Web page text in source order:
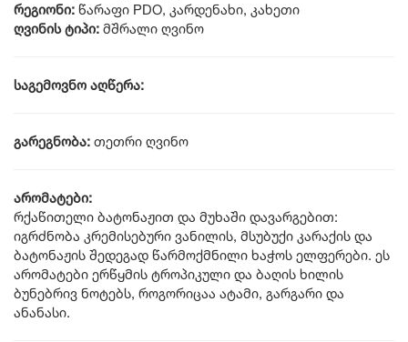
რეგიონი: წარაფი PDO, კარდენახი, კახეთი
ღვინის ტიპი: მშრალი ღვინო
საგემოვნო აღწერა:
გარეგნობა: თეთრი ღვინო
არომატები:
რქაწითელი ბატონაჟით და მუხაში დავარგებით:
იგრძნობა კრემისებური ვანილის, მსუბუქი კარაქის და
ბატონაჟის შედეგად წარმოქმნილი ხაჭოს ელფერები. ეს
არომატები ერწყმის ტროპიკული და ბაღის ხილის
ბუნებრივ ნოტებს, როგორიცაა ატამი, გარგარი და
ანანასი.